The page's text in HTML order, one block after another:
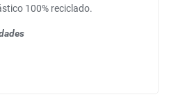
100% reciclado.